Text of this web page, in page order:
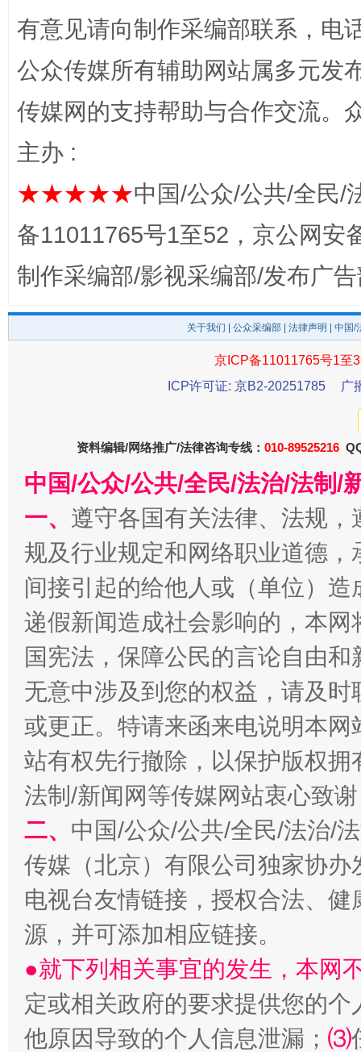
揭开“小金库”的免责幌子
全民健身五年计划来了！等你上场
阿坝州三大球赛在茂县开幕 规模
国家大学科技园优化重塑工作
有意见请向制作采编部联系，电
公众传媒所有辅助网站属多元发
传媒网的支持帮助与合作交流。
主办 :
★★★★★中国/公众/公共/全民/
备11011765号1至52，京公网安
制作采编部/影视采编部/发布广
关于我们 公众采编部 法律声明 | 中国
京ICP备11011765号1至
ICP许可证: 京B2-20251785
广
资料编辑/网络推广/法律咨询专线： 010-89525216
中国/公众/公共/全民/法治/法制/
一、 遵守各国有关法律、法规
规及行业规定和网络职业道德
间接引起的给他人或（单位）
递假新闻造成社会影响的，本
国宪法，保障公民的言论自由
无意中涉及到您的权益，请及
或更正。特请来函来电说明本
站有权先行撤除，以保护版权
法制/新闻网等传媒网站衷心致
二、 中国/公众/公共/全民/法治/
传媒（北京）有限公司独家协
电视台友情链接，授权合法、
源，并可添加相应链接。
●就下列相关事宜的发生，本网
定或相关政府的要求提供您的个
他原因导致的个人信息泄漏； ⑶